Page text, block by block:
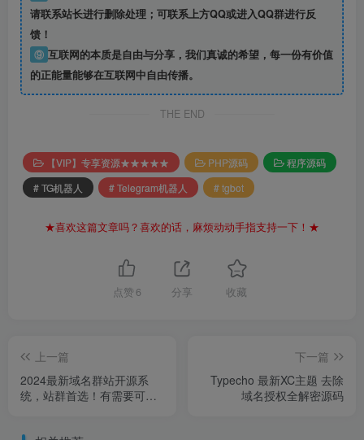
请联系站长进行删除处理；可联系上方QQ或进入QQ群进行反
馈！
⑨ 互联网的本质是自由与分享，我们真诚的希望，每一份有价值
的正能量能够在互联网中自由传播。
THE END
【VIP】专享资源★★★★★ PHP源码
程序源码
# TG机器人
# Telegram机器人 # tgbot
★喜欢这篇文章吗？喜欢的话，麻烦动动手指支持一下！★
点赞 6 分享 收藏
上一篇
2024最新域名群站开源系
统，站群首选！有需要可下
下一篇
Typecho 最新XC主题 去除
域名授权全解密源码